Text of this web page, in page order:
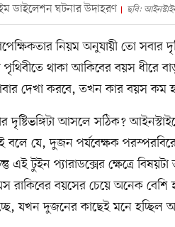
ডাইলেশন ঘটনার উদাহরণ ছবি:
নিয়ম অনুযায়ী তো সবার
পৃথিবীতে থাকা আকিবের বয়স ধীরে
দেখা করবে, তখন কার বয়স কম
দৃষ্টিভঙ্গিটা আসলে সঠিক?
বলে যে, দুজন পর্যবেক্ষক
এই টুইন প্যারাডক্সের ক্ষেত্রে
রাকিবের বয়সের চেয়ে অনেক বেশি
যখন দুজনের কাছেই মনে হচ্ছিল